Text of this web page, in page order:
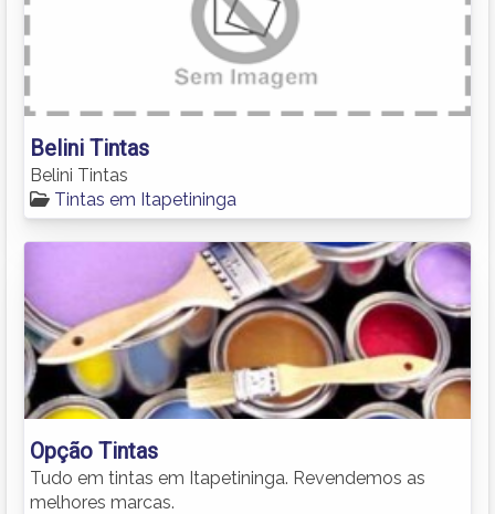
Belini Tintas
Belini Tintas
Tintas em Itapetininga
Opção Tintas
Tudo em tintas em Itapetininga. Revendemos as
melhores marcas.